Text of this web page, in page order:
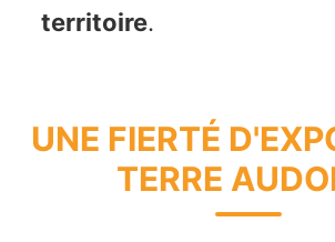
territoire.
UNE FIERTÉ
TERRE